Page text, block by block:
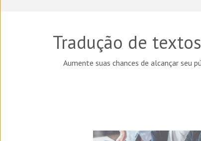
Tradução de
Aumente suas chances de alcançar seu